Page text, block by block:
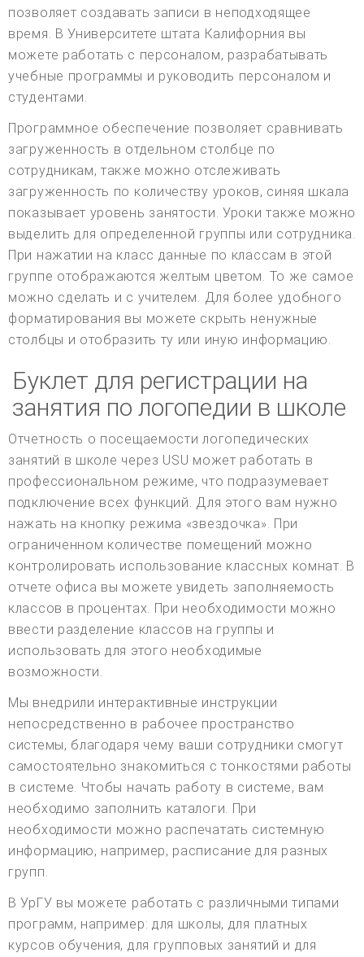
позволяет создавать записи в неподходящее
время. В Университете штата Калифорния вы
можете работать с персоналом, разрабатывать
учебные программы и руководить персоналом и
студентами.
Программное обеспечение позволяет сравнивать
загруженность в отдельном столбце по
сотрудникам, также можно отслеживать
загруженность по количеству уроков, синяя шкала
показывает уровень занятости. Уроки также можно
выделить для определенной группы или сотрудника.
При нажатии на класс данные по классам в этой
группе отображаются желтым цветом. То же самое
можно сделать и с учителем. Для более удобного
форматирования вы можете скрыть ненужные
столбцы и отобразить ту или иную информацию.
Буклет для регистрации на
занятия по логопедии в школе
Отчетность о посещаемости логопедических
занятий в школе через USU может работать в
профессиональном режиме, что подразумевает
подключение всех функций. Для этого вам нужно
нажать на кнопку режима «звездочка». При
ограниченном количестве помещений можно
контролировать использование классных комнат. В
отчете офиса вы можете увидеть заполняемость
классов в процентах. При необходимости можно
ввести разделение классов на группы и
использовать для этого необходимые
возможности.
Мы внедрили интерактивные инструкции
непосредственно в рабочее пространство
системы, благодаря чему ваши сотрудники смогут
самостоятельно знакомиться с тонкостями работы
в системе. Чтобы начать работу в системе, вам
необходимо заполнить каталоги. При
необходимости можно распечатать системную
информацию, например, расписание для разных
групп.
В УрГУ вы можете работать с различными типами
программ, например: для школы, для платных
курсов обучения, для групповых занятий и для